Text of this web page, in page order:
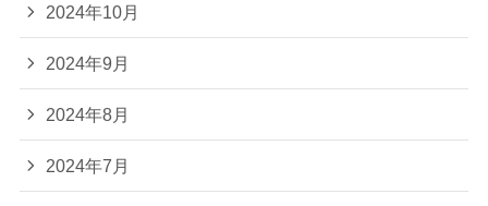
2024年10月
2024年9月
2024年8月
2024年7月